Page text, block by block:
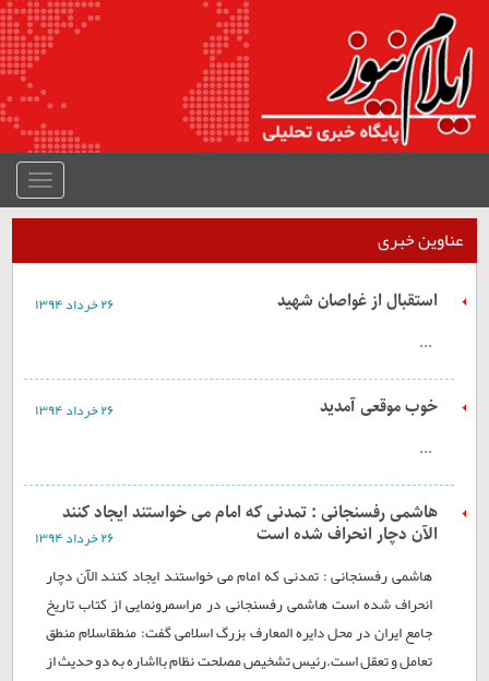
منوی
جمع
شده
عناوین خبری
استقبال از غواصان شهید ۲۶ خرداد ۱۳۹۴
...
خوب موقعی آمدید ۲۶ خرداد ۱۳۹۴
...
هاشمی رفسنجانی : تمدنی که امام می خواستند ایجاد کنند
الآن دچار انحراف شده است ۲۶ خرداد ۱۳۹۴
هاشمی رفسنجانی : تمدنی که امام می خواستند ایجاد کنند الآن دچار
انحراف شده است هاشمی رفسنجانی در مراسمرونمایی از کتاب تاریخ
جامع ایران در محل دایره المعارف بزرگ اسلامی گفت: منطقاسلام منطق
تعامل و تعقل است.رئیس تشخیص مصلحت نظام بااشاره به دو حدیث از